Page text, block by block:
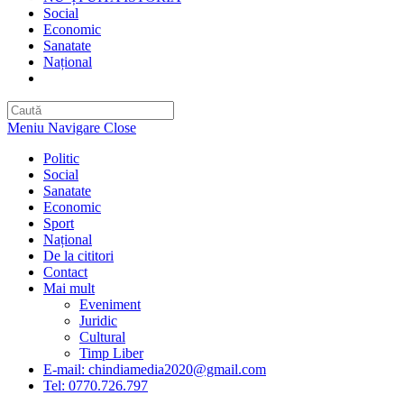
Social
Economic
Sanatate
Național
Meniu Navigare Close
Politic
Social
Sanatate
Economic
Sport
Național
De la cititori
Contact
Mai mult
Eveniment
Juridic
Cultural
Timp Liber
E-mail: chindiamedia2020@gmail.com
Tel: 0770.726.797